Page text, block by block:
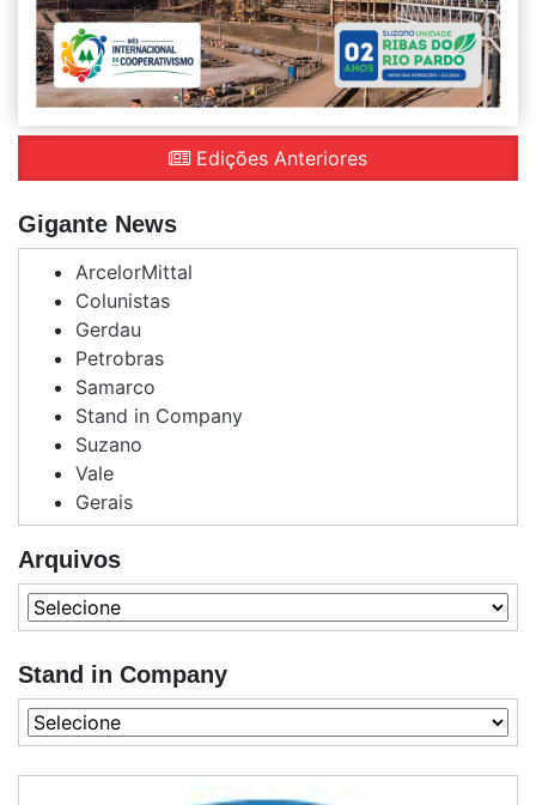
Edições Anteriores
Gigante News
ArcelorMittal
Colunistas
Gerdau
Petrobras
Samarco
Stand in Company
Suzano
Vale
Gerais
Arquivos
Stand in Company